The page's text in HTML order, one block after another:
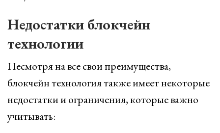
Недостатки блокчейн
технологии
Несмотря на все свои преимущества,
блокчейн технология также имеет некоторые
недостатки и ограничения, которые важно
учитывать: